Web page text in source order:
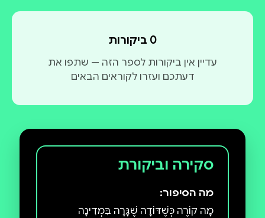
0 ביקורות
עדיין אין ביקורות לספר הזה — שתפו את
דעתכם ועזרו לקוראים הבאים
סקירה וביקורת
מה הסיפור:
מָה קוֹרֶה כְּשֶׁדּוֹדָה שֶׁגָּרָה בִּמְדִינָה